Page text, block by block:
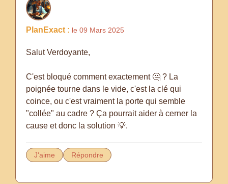
PlanExact : le 09 Mars 2025
Salut Verdoyante,
C'est bloqué comment exactement 🤔 ? La
poignée tourne dans le vide, c'est la clé qui
coince, ou c'est vraiment la porte qui semble
"collée" au cadre ? Ça pourrait aider à cerner la
cause et donc la solution 💡.
J'aime Répondre